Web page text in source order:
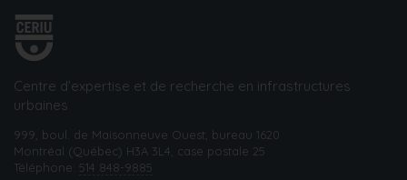
Centre d’expertise et de recherche en infrastructures
urbaines
999, boul. de Maisonneuve Ouest, bureau 1620
Montréal (Québec) H3A 3L4, case postale 25
Téléphone: 514 848-9885